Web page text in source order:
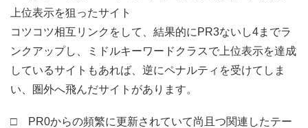
上位表示を狙ったサイト
コツコツ相互リンクをして、結果的にPR3ないし4までラ
ンクアップし、ミドルキーワードクラスで上位表示を達成
しているサイトもあれば、逆にペナルティを受けてしま
い、圏外へ飛んだサイトがあります。
□ PR0からの頻繁に更新されていて尚且つ関連したテー